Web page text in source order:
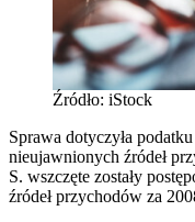
Źródło: iStock
Sprawa dotyczyła
nieujawnionych źródeł
S. wszczęte zostały
źródeł przychodów za